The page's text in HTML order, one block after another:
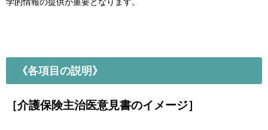
学的情報の提供が重要となります。
《各項目の説明》
［介護保険主治医意見書のイメージ］